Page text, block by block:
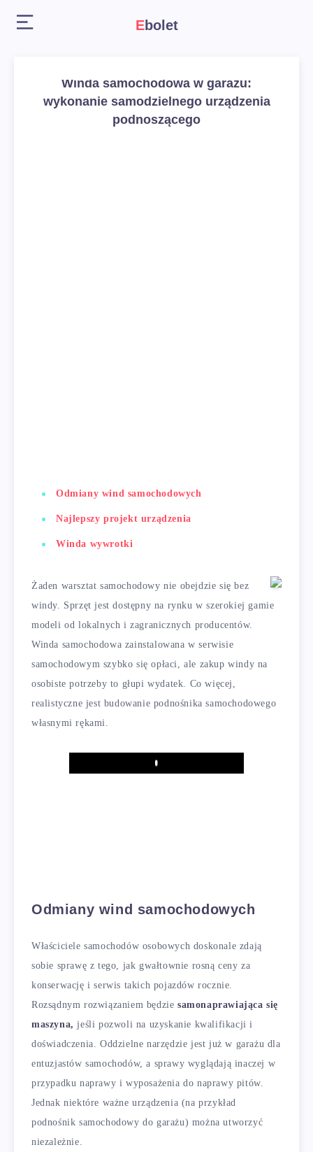
Ebolet
Winda samochodowa w garażu:
wykonanie samodzielnego urządzenia
podnoszącego
Odmiany wind samochodowych
Najlepszy projekt urządzenia
Winda wywrotki
Żaden warsztat samochodowy nie obejdzie się bez
windy. Sprzęt jest dostępny na rynku w szerokiej gamie
modeli od lokalnych i zagranicznych producentów.
Winda samochodowa zainstalowana w serwisie
samochodowym szybko się opłaci, ale zakup windy na
osobiste potrzeby to głupi wydatek. Co więcej,
realistyczne jest budowanie podnośnika samochodowego
własnymi rękami.
Play
Odmiany wind samochodowych
Właściciele samochodów osobowych doskonale zdają
sobie sprawę z tego, jak gwałtownie rosną ceny za
konserwację i serwis takich pojazdów rocznie.
Rozsądnym rozwiązaniem będziesamonaprawiająca się
maszyna, jeśli pozwoli na uzyskanie kwalifikacji i
doświadczenia. Oddzielne narzędzie jest już w garażu dla
entuzjastów samochodów, a sprawy wyglądają inaczej w
przypadku naprawy i wyposażenia do naprawy pitów.
Jednak niektóre ważne urządzenia (na przykład
podnośnik samochodowy do garażu) można utworzyć
niezależnie.